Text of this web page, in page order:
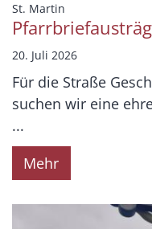
St. Martin
20. Juli 2026
Für die Straße
suchen wir eine
...
Mehr